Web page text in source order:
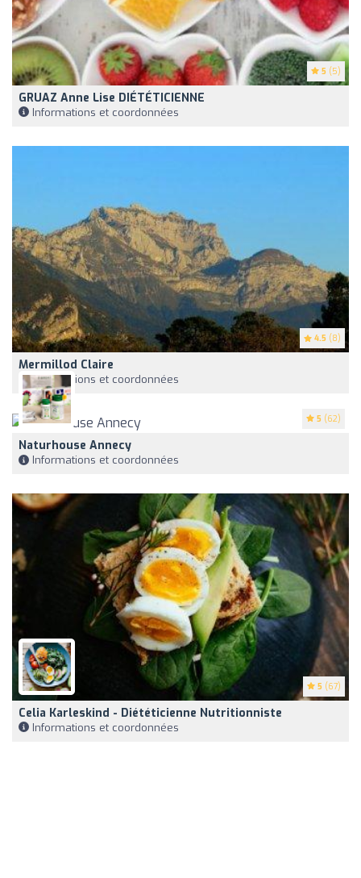
5 (5)
GRUAZ Anne Lise DIÉTÉTICIENNE
Informations et coordonnées
4.5 (8)
Mermillod Claire
Informations et coordonnées
5 (62)
Naturhouse Annecy
Informations et coordonnées
5 (67)
Celia Karleskind - Diététicienne Nutritionniste
Informations et coordonnées